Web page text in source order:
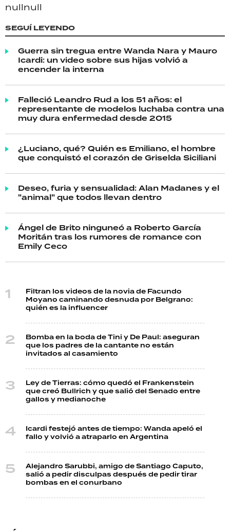
nullnull
SEGUÍ LEYENDO
Guerra sin tregua entre Wanda Nara y Mauro
Icardi: un video sobre sus hijas volvió a
encender la interna
Falleció Leandro Rud a los 51 años: el
representante de modelos luchaba contra una
muy dura enfermedad desde 2015
¿Luciano, qué? Quién es Emiliano, el hombre
que conquistó el corazón de Griselda Siciliani
Deseo, furia y sensualidad: Alan Madanes y el
"animal" que todos llevan dentro
Ángel de Brito ninguneó a Roberto García
Moritán tras los rumores de romance con
Emily Ceco
Filtran los videos de la novia de Facundo
Moyano caminando desnuda por Belgrano:
quién es la influencer
Bomba en la boda de Tini y De Paul: aseguran
que los padres de la cantante no están
invitados al casamiento
Ley de Tierras: cómo quedó el Frankenstein
que creó Bullrich y que salió del Senado entre
gallos y medianoche
Icardi festejó antes de tiempo: Wanda apeló el
fallo y volvió a atraparlo en Argentina
Alejandro Sarubbi, amigo de Santiago Caputo,
salió a pedir disculpas después de pedir tirar
bombas en el conurbano